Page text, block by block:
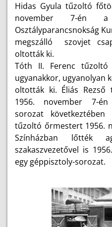
Hidas Gyula tűzoltó
november 7-én a
Osztályparancsnokság
megszálló szovjet
oltották ki.
Tóth II. Ferenc
ugyanakkor, ugyanolyan
oltották ki. Éliás
1956. november 7-
sorozat
tűzoltó őrmestert 1956.
Színházban lőtték
szakaszvezetővel is
egy géppisztoly-sorozat.